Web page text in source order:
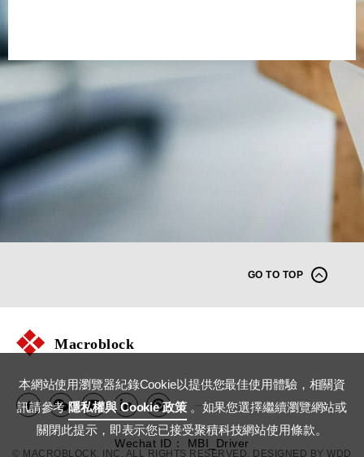
GO TO TOP
Wechat ID： MBI_Driver
© MACROBLOCK, INC. ALL RIGHTS RESERVED. DESIGNED BYWDD
Macroblock
本網站使用瀏覽器紀錄Cookie以提供您最佳使用體驗，相關資
訊請參考 隱私權與 Cookie 政策 。如果您選擇繼續瀏覽網站或
關閉此提示，即表示您已接受聚積科技網站使用條款。